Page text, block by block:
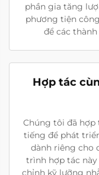
phần gia tăng
phương tiện
để các
Hợp tác
Chúng tôi đã hợp
tiếng để phát
dành riêng cho
trình hợp tác
chỉnh kỹ lưỡng